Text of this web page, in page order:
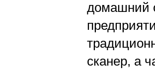
домашний
сканер, а